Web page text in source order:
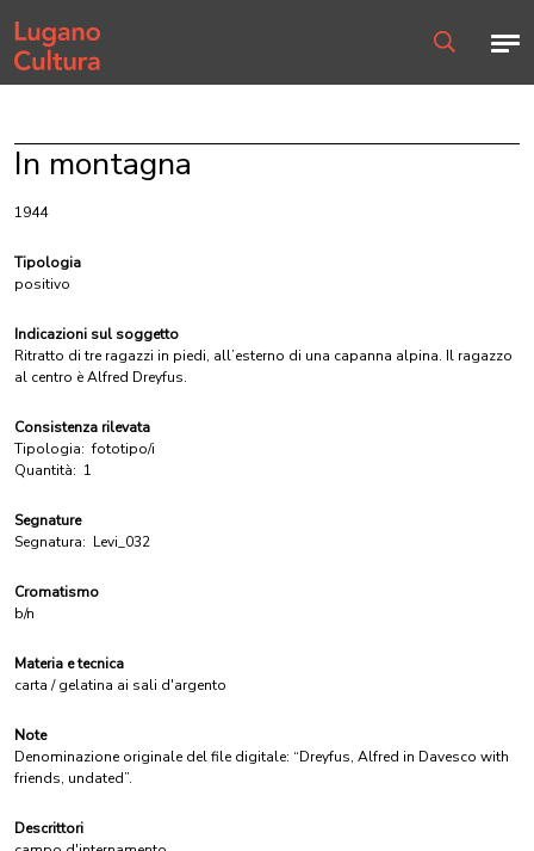
Home page
In montagna
1944
Tipologia
positivo
Indicazioni sul soggetto
Ritratto di tre ragazzi in piedi, all’esterno di una capanna alpina. Il ragazzo
al centro è Alfred Dreyfus.
Consistenza rilevata
Tipologia: fototipo/i
Quantità: 1
Segnature
Segnatura: Levi_032
Cromatismo
b/n
Materia e tecnica
carta / gelatina ai sali d'argento
Note
Denominazione originale del file digitale: “Dreyfus, Alfred in Davesco with
friends, undated”.
Descrittori